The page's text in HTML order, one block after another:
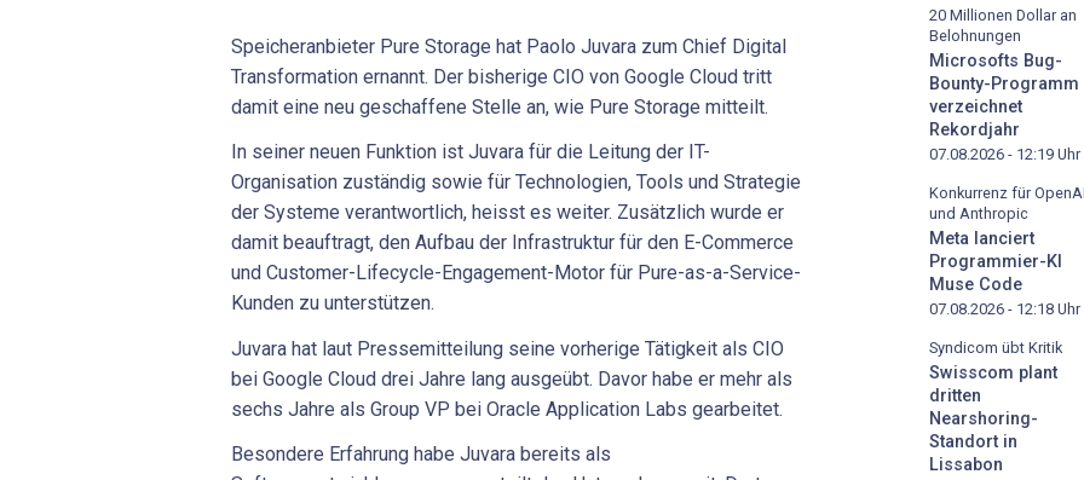
Speicheranbieter Pure Storage hat Paolo Juvara zum Chief Digital
Transformation ernannt. Der bisherige CIO von Google Cloud tritt
damit eine neu geschaffene Stelle an, wie Pure Storage mitteilt.
In seiner neuen Funktion ist Juvara für die Leitung der IT-
Organisation zuständig sowie für Technologien, Tools und Strategie
der Systeme verantwortlich, heisst es weiter. Zusätzlich wurde er
damit beauftragt, den Aufbau der Infrastruktur für den E-Commerce
und Customer-Lifecycle-Engagement-Motor für Pure-as-a-Service-
Kunden zu unterstützen.
Juvara hat laut Pressemitteilung seine vorherige Tätigkeit als CIO
bei Google Cloud drei Jahre lang ausgeübt. Davor habe er mehr als
sechs Jahre als Group VP bei Oracle Application Labs gearbeitet.
Besondere Erfahrung habe Juvara bereits als
20 Millionen Dollar an
Belohnungen
Microsofts Bug-
Bounty-Programm
verzeichnet
Rekordjahr
07.08.2026 - 12:19 Uhr
Konkurrenz für OpenAI
und Anthropic
Meta lanciert
Programmier-KI
Muse Code
07.08.2026 - 12:18 Uhr
Syndicom übt Kritik
Swisscom plant
dritten
Nearshoring-
Standort in
Lissabon